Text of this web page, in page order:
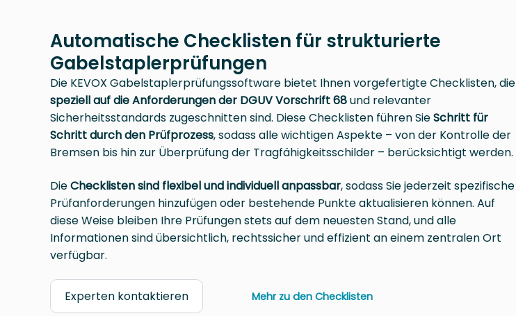
Automatische Checklisten für strukturierte
Gabelstaplerprüfungen
Die KEVOX Gabelstaplerprüfungssoftware bietet Ihnen vorgefertigte Checklisten, die
speziell auf die Anforderungen der DGUV Vorschrift 68und relevanter
Sicherheitsstandards zugeschnitten sind. Diese Checklisten führen SieSchritt für
Schritt durch den Prüfprozess, sodass alle wichtigen Aspekte – von der Kontrolle der
Bremsen bis hin zur Überprüfung der Tragfähigkeitsschilder – berücksichtigt werden.
DieChecklisten sind flexibel und individuell anpassbar, sodass Sie jederzeit spezifische
Prüfanforderungen hinzufügen oder bestehende Punkte aktualisieren können. Auf
diese Weise bleiben Ihre Prüfungen stets auf dem neuesten Stand, und alle
Informationen sind übersichtlich, rechtssicher und effizient an einem zentralen Ort
verfügbar.
Experten kontaktieren Mehr zu den Checklisten